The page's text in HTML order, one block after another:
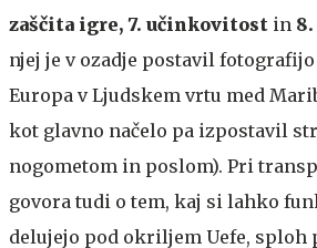
zaščita igre, 7. učinkovitost in
njej je v ozadje postavil
Europa v Ljudskem vrtu med
kot glavno načelo pa izpostavil
nogometom in poslom). Pri
govora tudi o tem, kaj si lahko
delujejo pod okriljem Uefe, sploh